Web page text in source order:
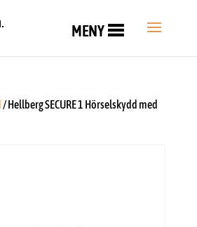
MENY
/ Hellberg SECURE 1 Hörselskydd med